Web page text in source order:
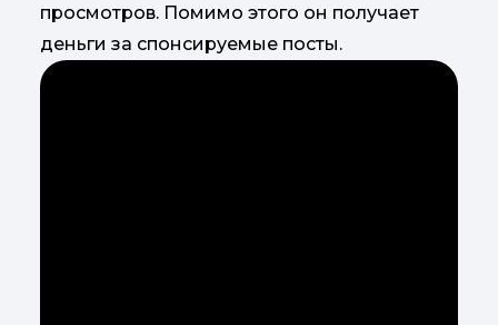
просмотров. Помимо этого он получает
деньги за спонсируемые посты.